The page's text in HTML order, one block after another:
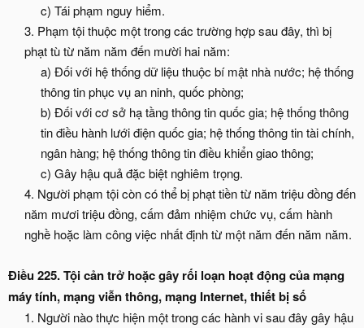
c) Tái phạm nguy hiểm.​
3. Phạm tội thuộc một trong các trường hợp sau đây, thì bị
phạt tù từ năm năm đến mười hai năm:
a) Đối với hệ thống dữ liệu thuộc bí mật nhà nước; hệ thống
thông tin phục vụ an ninh, quốc phòng;
b) Đối với cơ sở hạ tầng thông tin quốc gia; hệ thống thông
tin điều hành lưới điện quốc gia; hệ thống thông tin tài chính,
ngân hàng; hệ thống thông tin điều khiển giao thông;
c) Gây hậu quả đặc biệt nghiêm trọng.​
4. Người phạm tội còn có thể bị phạt tiền từ năm triệu đồng đến
năm mươi triệu đồng, cấm đảm nhiệm chức vụ, cấm hành
nghề hoặc làm công việc nhất định từ một năm đến năm năm.​
Điều 225. Tội cản trở hoặc gây rối loạn hoạt động của mạng
máy tính, mạng viễn thông, mạng Internet, thiết bị số
1. Người nào thực hiện một trong các hành vi sau đây gây hậu